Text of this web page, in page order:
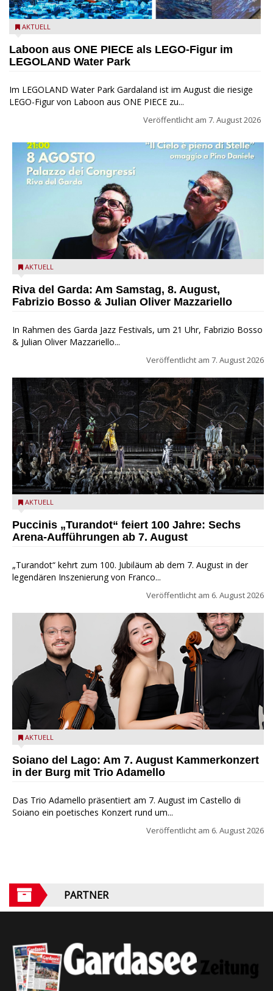
Laboon aus ONE PIECE als LEGO-Figur im LEGOLAND Water
AKTUELL
Laboon aus ONE PIECE als LEGO-Figur im
LEGOLAND Water Park
Im LEGOLAND Water Park Gardaland ist im August die riesige
LEGO-Figur von Laboon aus ONE PIECE zu...
Veröffentlicht am 7. August 2026
Fabrizio Bosso & Julian Oliver Mazzariello zu Gast beim Garda
AKTUELL
Riva del Garda: Am Samstag, 8. August,
Fabrizio Bosso & Julian Oliver Mazzariello
In Rahmen des Garda Jazz Festivals, um 21 Uhr, Fabrizio Bosso
& Julian Oliver Mazzariello...
Veröffentlicht am 7. August 2026
Turandot in der Arena von Verona - Ennevi für Fondazione
AKTUELL
Puccinis „Turandot“ feiert 100 Jahre: Sechs
Arena-Aufführungen ab 7. August
„Turandot“ kehrt zum 100. Jubiläum ab dem 7. August in der
legendären Inszenierung von Franco...
Veröffentlicht am 6. August 2026
Trio Adamello
AKTUELL
Soiano del Lago: Am 7. August Kammerkonzert
in der Burg mit Trio Adamello
Das Trio Adamello präsentiert am 7. August im Castello di
Soiano ein poetisches Konzert rund um...
Veröffentlicht am 6. August 2026
PARTNER